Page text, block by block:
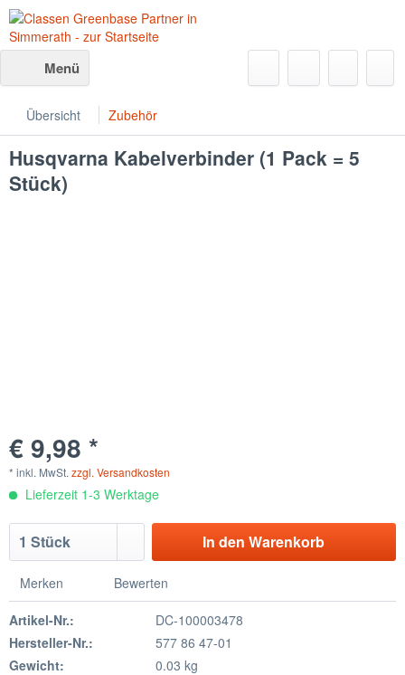
Menü
Übersicht Zubehör
Husqvarna Kabelverbinder (1 Pack = 5
Stück)
€ 9,98 *
* inkl. MwSt. zzgl. Versandkosten
Lieferzeit 1-3 Werktage
In den Warenkorb
Merken Bewerten
Artikel-Nr.:
DC-100003478
Hersteller-Nr.:
577 86 47-01
Gewicht:
0.03 kg